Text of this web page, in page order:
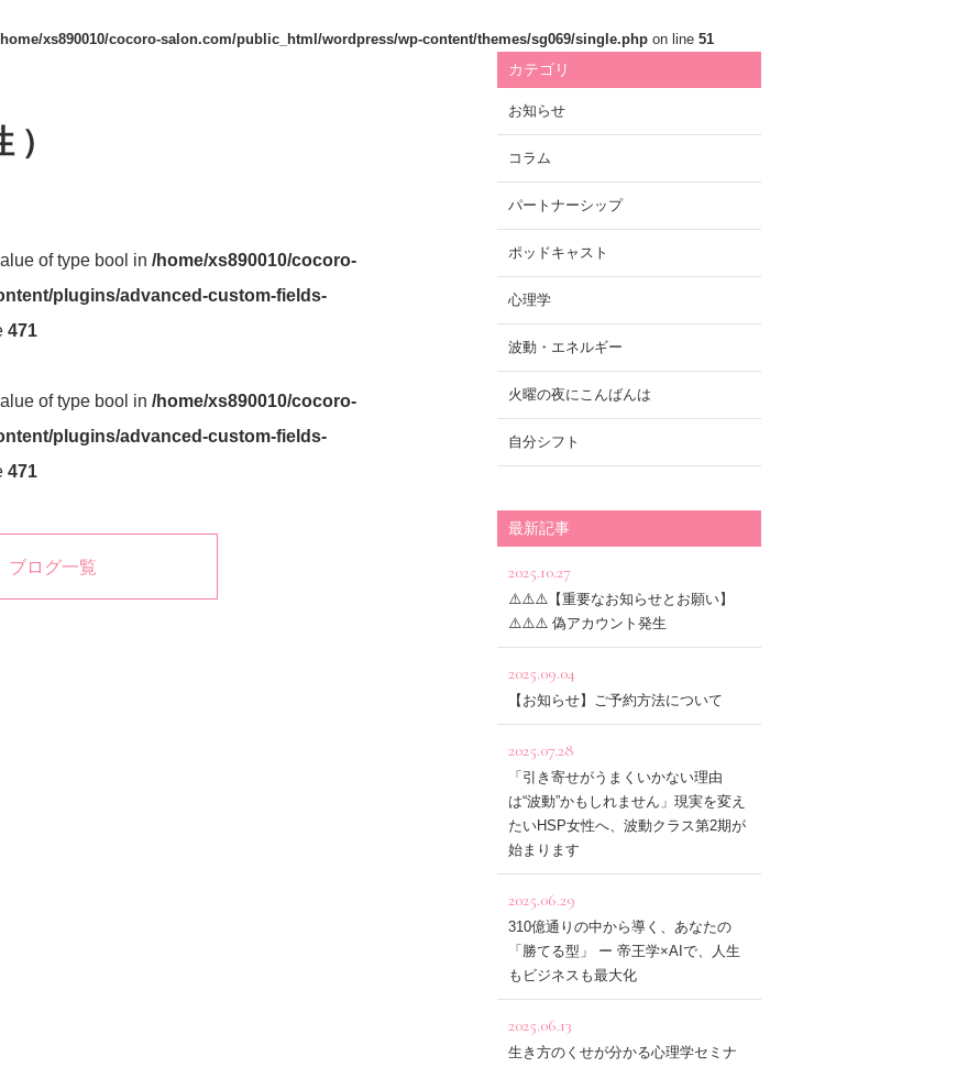
xs890010/cocoro-salon.com/public_html/wordpress/wp-content/themes/sg069/single.php on line 51
of type bool in /home/xs890010/cocoro-
plugins/advanced-custom-fields-
471
of type bool in /home/xs890010/cocoro-
plugins/advanced-custom-fields-
471
ブログ一覧
カテゴリ
お知らせ
コラム
パートナーシップ
ポッドキャスト
心理学
波動・エネルギー
火曜の夜にこんばんは
自分シフト
最新記事
2025.10.27
⚠️⚠️⚠️【重要なお知らせとお願い】
⚠️⚠️⚠️ 偽アカウント発生
2025.09.04
【お知らせ】ご予約方法について
2025.07.28
「引き寄せがうまくいかない理由
は“波動”かもしれません」現実を変え
たいHSP女性へ、波動クラス第2期が
始まります
2025.06.29
310億通りの中から導く、あなたの
「勝てる型」 ー 帝王学×AIで、人生
もビジネスも最大化
2025.06.13
生き方のくせが分かる心理学セミナ